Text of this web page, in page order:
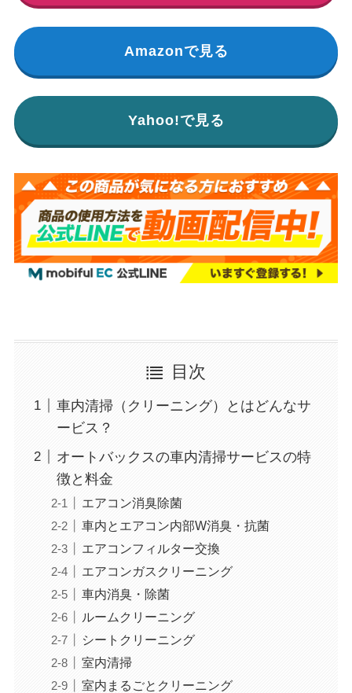
Amazonで見る
Yahoo!で見る
目次
車内清掃（クリーニング）とはどんなサ
ービス？
オートバックスの車内清掃サービスの特
徴と料金
エアコン消臭除菌
車内とエアコン内部W消臭・抗菌
エアコンフィルター交換
エアコンガスクリーニング
車内消臭・除菌
ルームクリーニング
シートクリーニング
室内清掃
室内まるごとクリーニング